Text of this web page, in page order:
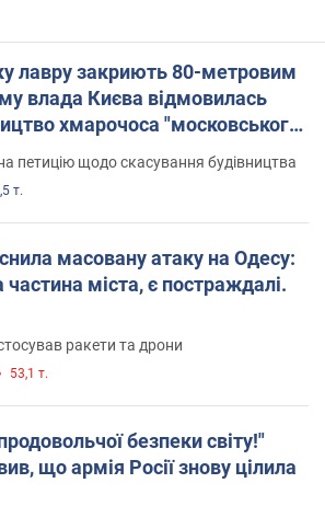
лавру закриють 80-метровим
влада Києва відмовилась
хмарочоса "московського
петицію щодо скасування будівництва
т.
масовану атаку на Одесу:
частина міста, є постраждалі.
ракети та дрони
53,1 т.
безпеки світу!"
що армія Росії знову цілила